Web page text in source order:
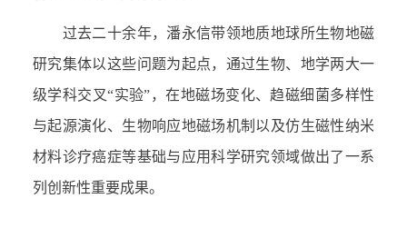
过去二十余年，潘永信带领地质地球所生物地磁
研究集体以这些问题为起点，通过生物、地学两大一
级学科交叉“实验”，在地磁场变化、趋磁细菌多样性
与起源演化、生物响应地磁场机制以及仿生磁性纳米
材料诊疗癌症等基础与应用科学研究领域做出了一系
列创新性重要成果。